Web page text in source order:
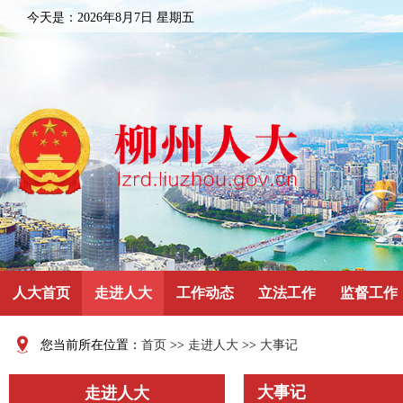
今天是： 2026年8月7日 星期五
人大首页 走进人大 工作动态 立法工作 监督工作
您当前所在位置： 首页 >> 走进人大 >> 大事记
走进人大 大事记